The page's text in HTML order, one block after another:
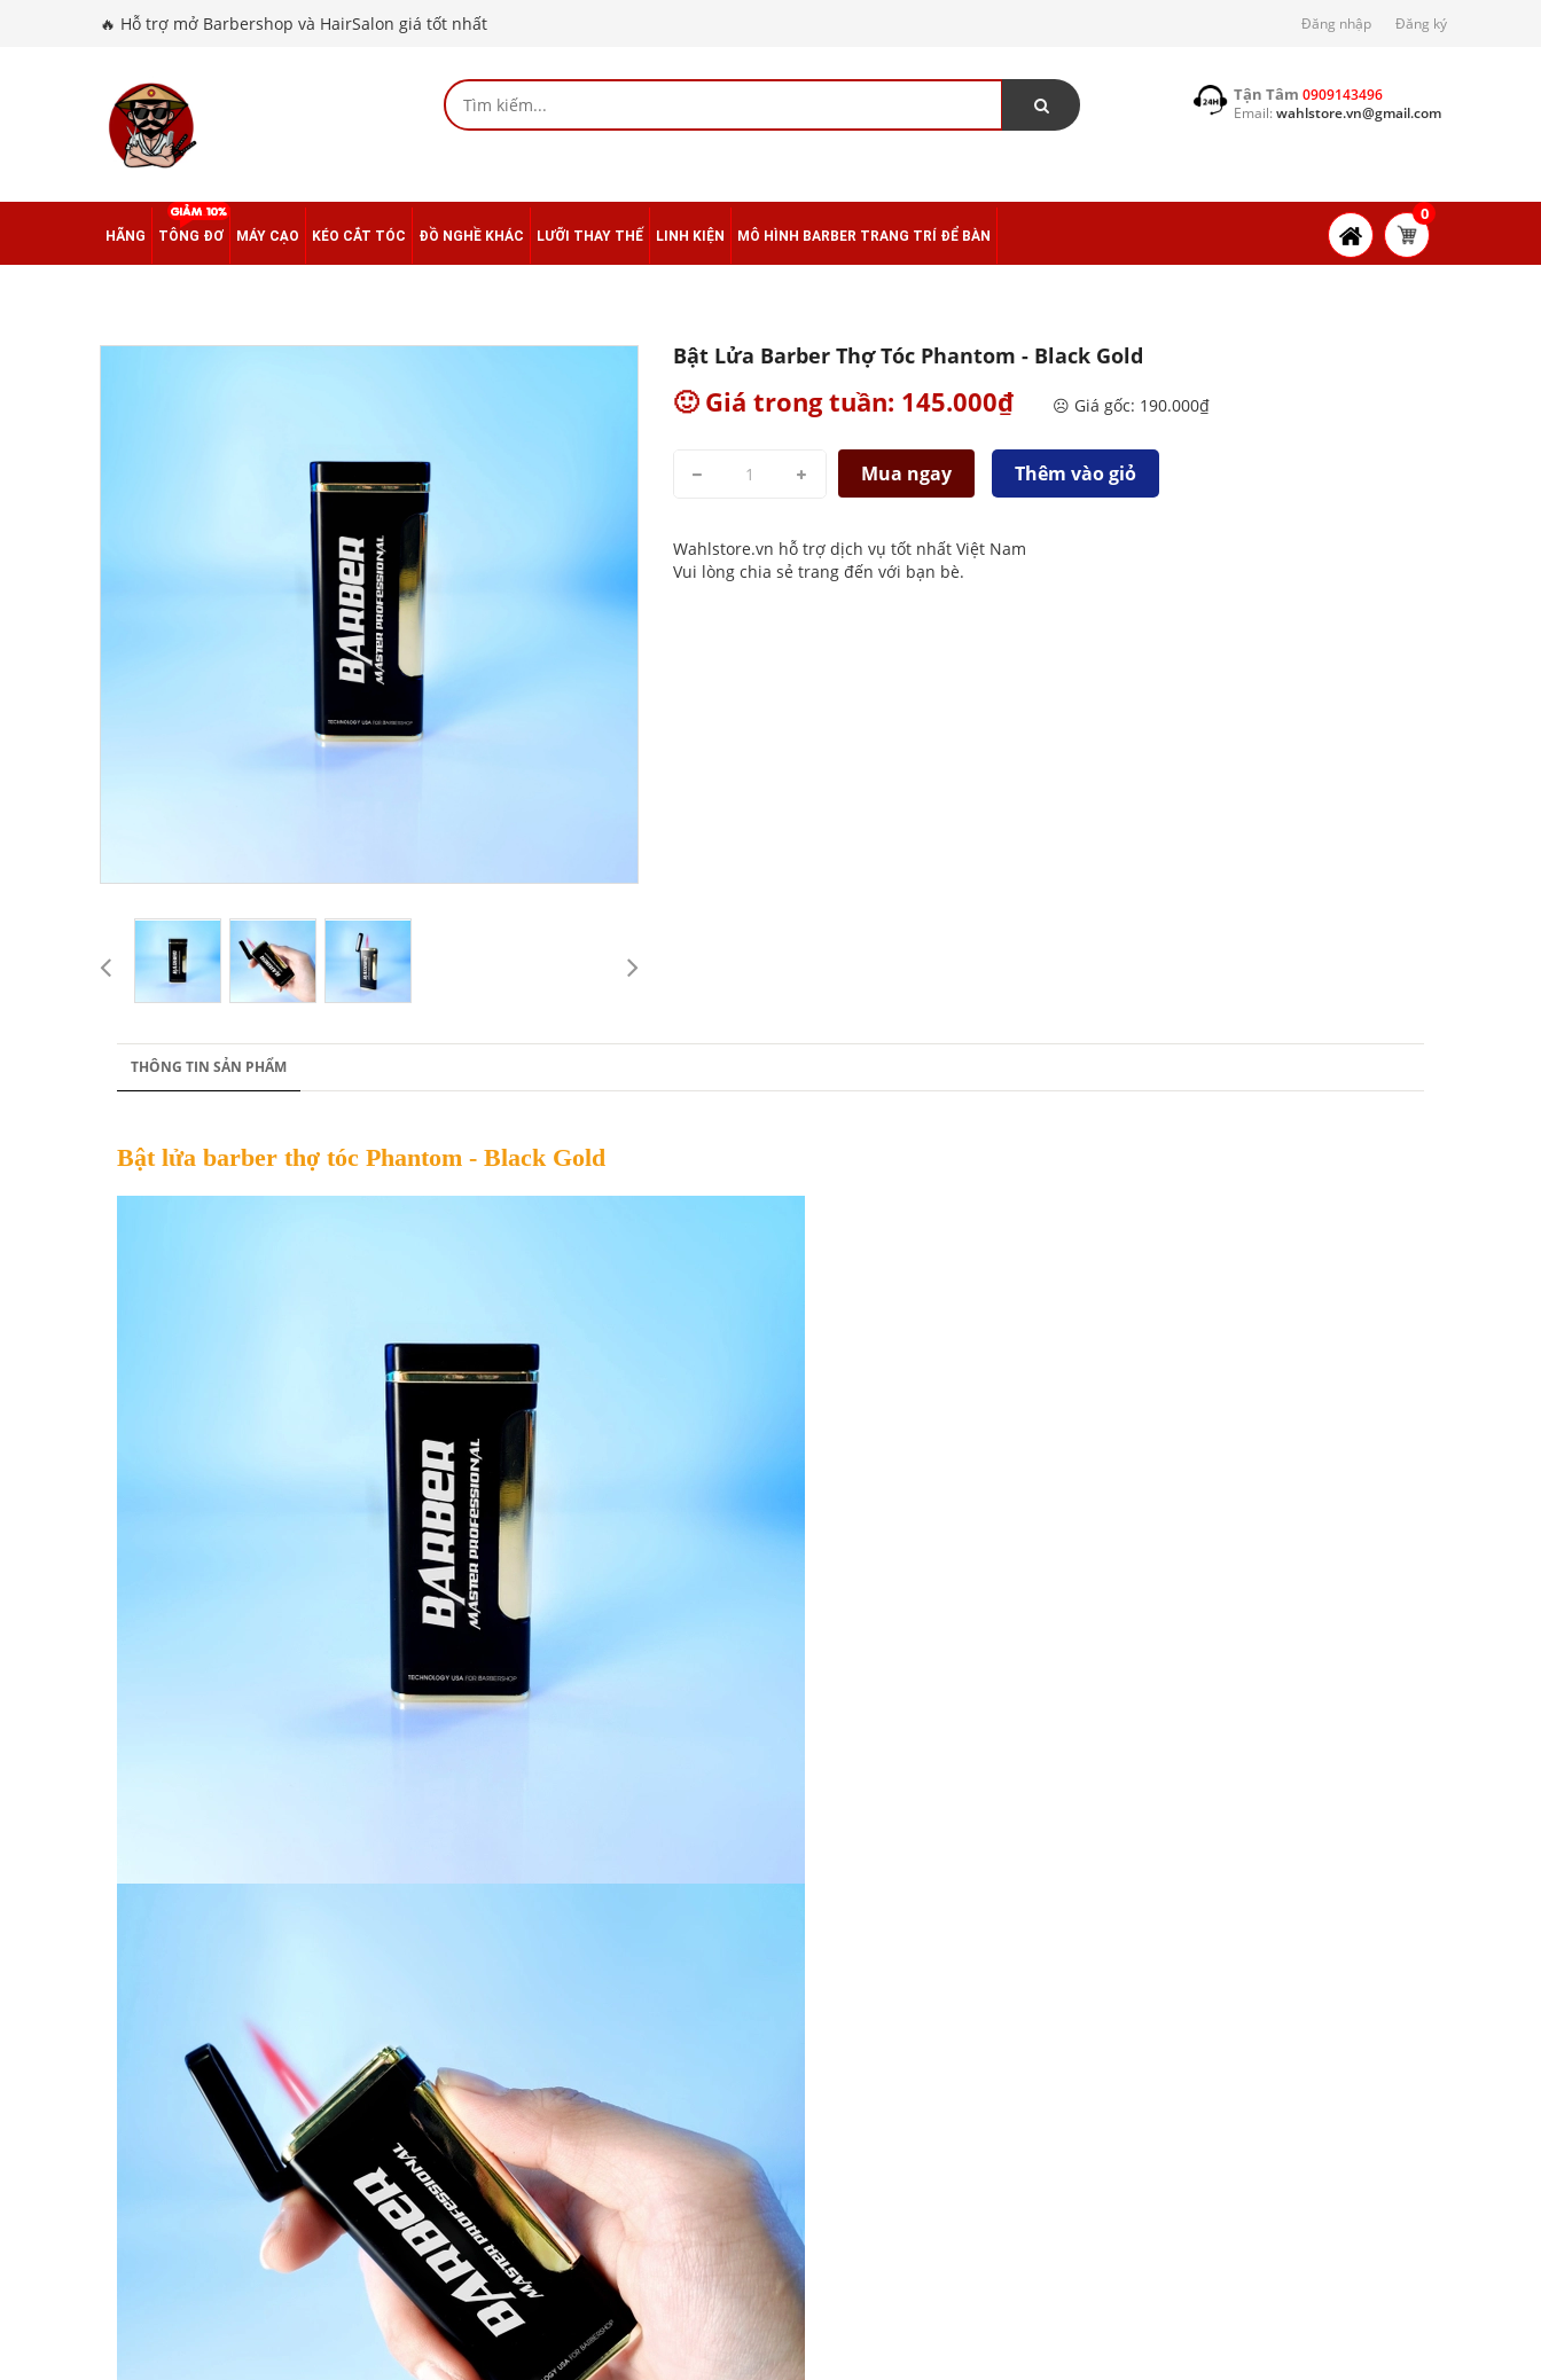
🔥 Hỗ trợ mở Barbershop và HairSalon giá tốt nhất Đăng nhập Đăng ký
Tận Tâm 0909143496
Email: wahlstore.vn@gmail.com
HÃNG TÔNG ĐƠ MÁY CẠO KÉO CẮT TÓC ĐỒ NGHỀ KHÁC LƯỠI THAY THẾ LINH KIỆN MÔ HÌNH BARBER TRANG TRÍ ĐỂ BÀN
0
Bật Lửa Barber Thợ Tóc Phantom - Black Gold
🙂 Giá trong tuần: 145.000₫ ☹️ Giá gốc: 190.000₫
Thêm vào giỏ
Mua ngay
Wahlstore.vn hỗ trợ dịch vụ tốt nhất Việt Nam
Vui lòng chia sẻ trang đến với bạn bè.
THÔNG TIN SẢN PHẨM
Bật lửa barber thợ tóc Phantom - Black Gold